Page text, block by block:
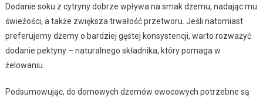
Dodanie soku z cytryny dobrze wpływa na smak dżemu, nadając mu
świeżości, a także zwiększa trwałość przetworu. Jeśli natomiast
preferujemy dżemy o bardziej gęstej konsystencji, warto rozważyć
dodanie pektyny – naturalnego składnika, który pomaga w
żelowaniu.
Podsumowując, do domowych dżemów owocowych potrzebne są